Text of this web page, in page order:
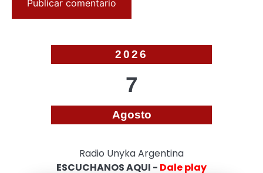
2026
7
Agosto
Radio Unyka Argentina
ESCUCHANOS AQUI - Dale play